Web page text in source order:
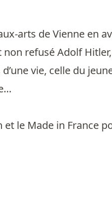
arts de Vienne en
refusé Adolf
vie, celle du
et le Made in France